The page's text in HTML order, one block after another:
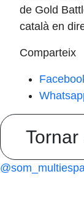
de Gold
català en
Comparteix